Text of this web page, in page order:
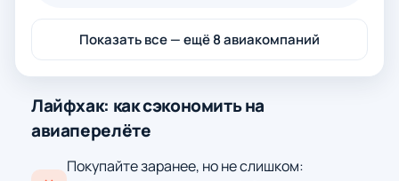
Показать все — ещё 8 авиакомпаний
Лайфхак: как сэкономить на
авиаперелёте
Покупайте заранее, но не слишком: